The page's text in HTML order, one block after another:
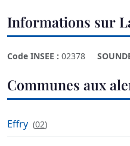
Informations sur
Code INSEE : 02378
Communes aux
Effry (02)